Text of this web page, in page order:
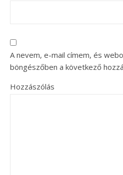
A nevem, e-mail címem, és
böngészőben a következő
Hozzászólás